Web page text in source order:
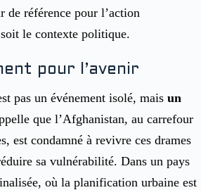
de référence pour l’action
le contexte politique.
pour l’avenir
pas un événement isolé, mais un
que l’Afghanistan, au carrefour
est condamné à revivre ces drames
sa vulnérabilité. Dans un pays
où la planification urbaine est